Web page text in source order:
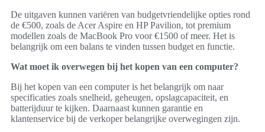
De uitgaven kunnen variëren van budgetvriendelijke opties rond
de €500, zoals de Acer Aspire en HP Pavilion, tot premium
modellen zoals de MacBook Pro voor €1500 of meer. Het is
belangrijk om een balans te vinden tussen budget en functie.
Wat moet ik overwegen bij het kopen van een computer?
Bij het kopen van een computer is het belangrijk om naar
specificaties zoals snelheid, geheugen, opslagcapaciteit, en
batterijduur te kijken. Daarnaast kunnen garantie en
klantenservice bij de verkoper belangrijke overwegingen zijn.